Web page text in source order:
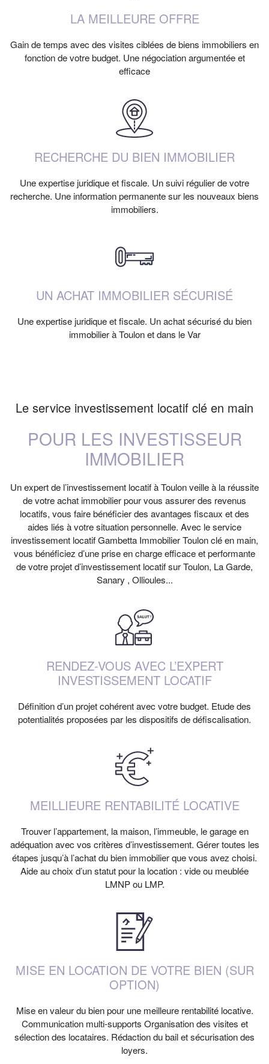
LA MEILLEURE OFFRE
Gain de temps avec des visites ciblées de biens immobiliers en
fonction de votre budget. Une négociation argumentée et
efficace
RECHERCHE DU BIEN IMMOBILIER
Une expertise juridique et fiscale. Un suivi régulier de votre
recherche. Une information permanente sur les nouveaux biens
immobiliers.
UN ACHAT IMMOBILIER SÉCURISÉ
Une expertise juridique et fiscale. Un achat sécurisé du bien
immobilier à Toulon et dans le Var
Le service investissement locatif clé en main
POUR LES INVESTISSEUR
IMMOBILIER
Un expert de l’investissement locatif à Toulon veille à la réussite
de votre achat immobilier pour vous assurer des revenus
locatifs, vous faire bénéficier des avantages fiscaux et des
aides liés à votre situation personnelle. Avec le service
investissement locatif Gambetta Immobilier Toulon clé en main,
vous bénéficiez d’une prise en charge efficace et performante
de votre projet d’investissement locatif sur Toulon, La Garde,
Sanary , Ollioules...
RENDEZ-VOUS AVEC L’EXPERT
INVESTISSEMENT LOCATIF
Définition d’un projet cohérent avec votre budget. Etude des
potentialités proposées par les dispositifs de défiscalisation.
MEILLIEURE RENTABILITÉ LOCATIVE
Trouver l’appartement, la maison, l’immeuble, le garage en
adéquation avec vos critères d’investissement. Gérer toutes les
étapes jusqu’à l’achat du bien immobilier que vous avez choisi.
Aide au choix d’un statut pour la location : vide ou meublée
LMNP ou LMP.
MISE EN LOCATION DE VOTRE BIEN (SUR
OPTION)
Mise en valeur du bien pour une meilleure rentabilité locative.
Communication multi-supports Organisation des visites et
sélection des locataires. Rédaction du bail et sécurisation des
loyers.